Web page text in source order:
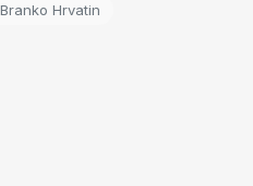
Hrvatin